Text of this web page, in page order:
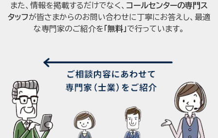
また、情報を掲載するだけでなく、 コールセンターの専門ス
タッフが皆さまからのお問い合わせに丁寧にお答えし、最適
な専門家のご紹介を「無料」で行っています。